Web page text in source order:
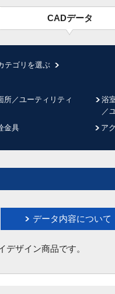
CADデータ
テゴリを選ぶ
所／ユーティリティ
浴
／
金具 ア
データ内容について
デザイン商品です。